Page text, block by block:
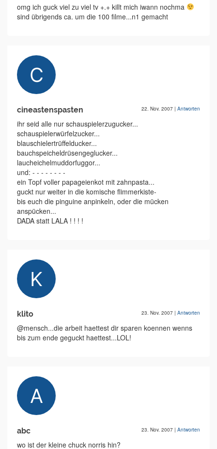
omg ich guck viel zu viel tv +.+ killt mich iwann nochma
sind übrigends ca. um die 100 filme...n1 gemacht
cineastenspasten 22. Nov. 2007 | Antworten
ihr seid alle nur schauspielerzugucker...
schauspielerwürfelzucker...
blauschielertrüffelducker...
bauchspeicheldrüsengeglucker...
laucheichelmuddorfuggor...
und: - - - - - - - -
ein Topf voller papageienkot mit zahnpasta...
guckt nur weiter in die komische flimmerkiste-
bis euch die pinguine anpinkeln, oder die mücken
anspücken...
DADA statt LALA ! ! ! !
klito 23. Nov. 2007 | Antworten
@mensch...die arbeit haettest dir sparen koennen wenns
bis zum ende geguckt haettest...LOL!
abc 23. Nov. 2007 | Antworten
wo ist der kleine chuck norris hin?